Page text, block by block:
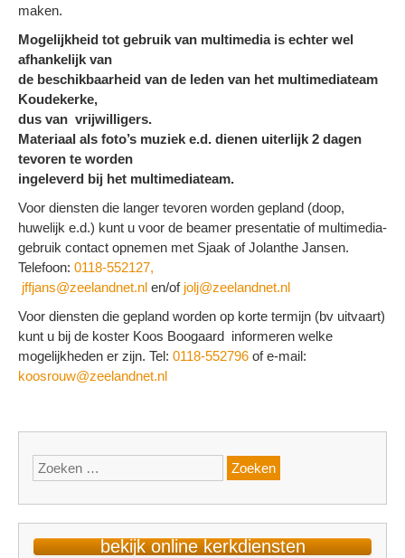
maken.
Mogelijkheid tot gebruik van multimedia is echter wel
afhankelijk van
de beschikbaarheid van de leden van het multimediateam
Koudekerke,
dus van vrijwilligers.
Materiaal als foto’s muziek e.d. dienen uiterlijk 2 dagen
tevoren te worden
ingeleverd bij het multimediateam.
Voor diensten die langer tevoren worden gepland (doop,
huwelijk e.d.) kunt u voor de beamer presentatie of multimedia-
gebruik contact opnemen met Sjaak of Jolanthe Jansen.
Telefoon: 0118-552127,
jffjans@zeelandnet.nl en/of jolj@zeelandnet.nl
Voor diensten die gepland worden op korte termijn (bv uitvaart)
kunt u bij de koster Koos Boogaard informeren welke
mogelijkheden er zijn. Tel: 0118-552796 of e-mail:
koosrouw@zeelandnet.nl
Zoeken
naar:
bekijk online kerkdiensten